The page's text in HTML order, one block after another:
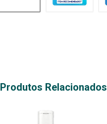
Produtos Relacionados